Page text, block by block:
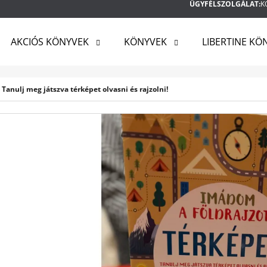
ÜGYFÉLSZOLGÁLAT:
AKCIÓS KÖNYVEK KÖNYVEK LIBERTINE
meg játszva térképet olvasni és rajzolni!
KERESÉS
AJÁNLJUK